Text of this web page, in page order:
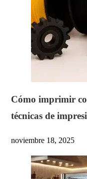
Cómo imprimir
técnicas de
noviembre 18, 2025